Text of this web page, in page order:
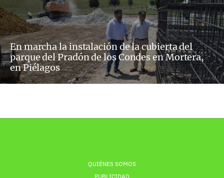
En marcha la instalación de la cubierta del
parque del Pradón de los Condes en Mortera,
en Piélagos
QUIÉNES SOMOS
PUBLICIDAD